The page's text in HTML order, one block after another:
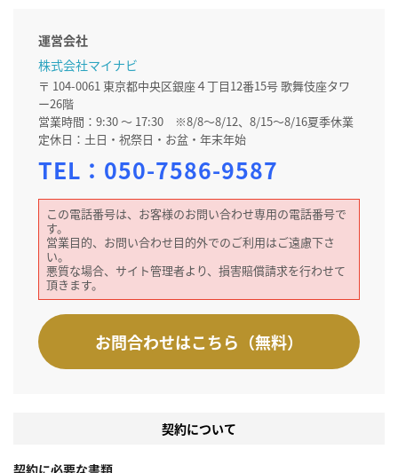
運営会社
株式会社マイナビ
〒 104-0061 東京都中央区銀座４丁目12番15号 歌舞伎座タワ
ー26階
営業時間：9:30 ～ 17:30 ※8/8～8/12、8/15～8/16夏季休業
定休日：土日・祝祭日・お盆・年末年始
TEL： 050-7586-9587
この電話番号は、お客様のお問い合わせ専用の電話番号で
す。
営業目的、お問い合わせ目的外でのご利用はご遠慮下さ
い。
悪質な場合、サイト管理者より、損害賠償請求を行わせて
頂きます。
お問合わせはこちら（無料）
契約について